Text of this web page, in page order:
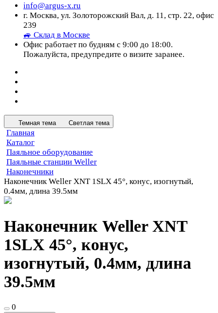
info@argus-x.ru
г. Москва, ул. Золоторожский Вал, д. 11, стр. 22, офис
239
🚙 Склад в Москве
Офис работает по будням с 9:00 до 18:00.
Пожалуйста, предупредите о визите заранее.
Темная тема Светлая тема
Главная
Каталог
Паяльное оборудование
Паяльные станции Weller
Наконечники
Наконечник Weller XNT 1SLX 45°, конус, изогнутый,
0.4мм, длина 39.5мм
Наконечник Weller XNT
1SLX 45°, конус,
изогнутый, 0.4мм, длина
39.5мм
0